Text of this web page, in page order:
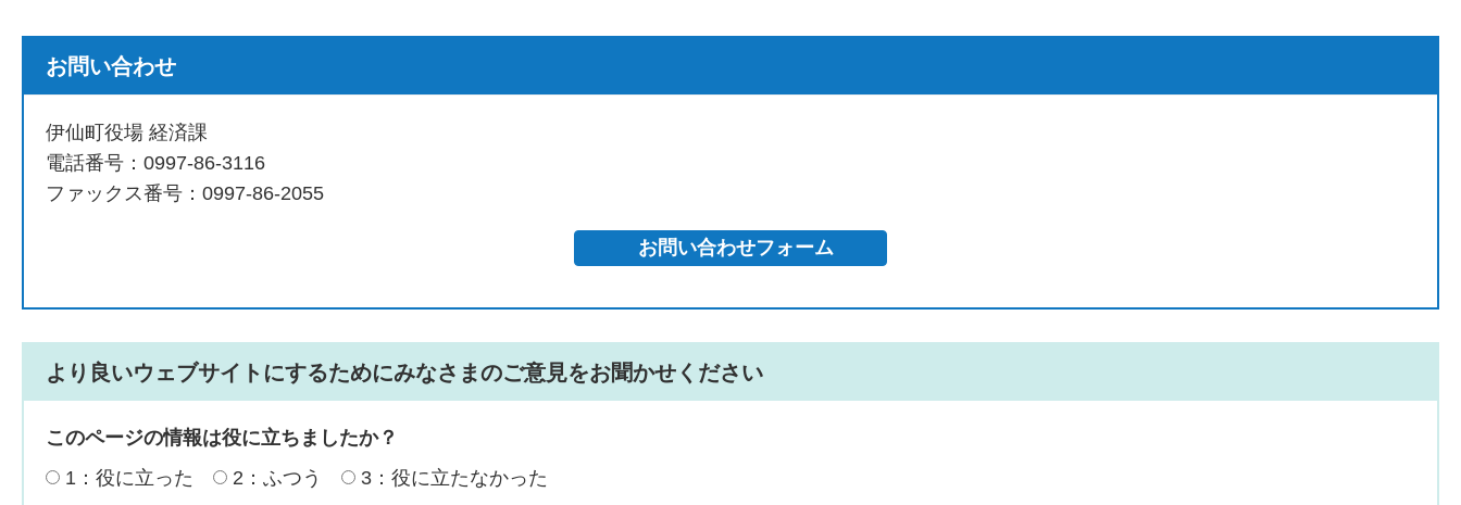
お問い合わせ
伊仙町役場 経済課
電話番号：0997-86-3116
ファックス番号：0997-86-2055
より良いウェブサイトにするためにみなさまのご意見をお聞かせください
このページの情報は役に立ちましたか？
1：役に立った
2：ふつう
3：役に立たなかった